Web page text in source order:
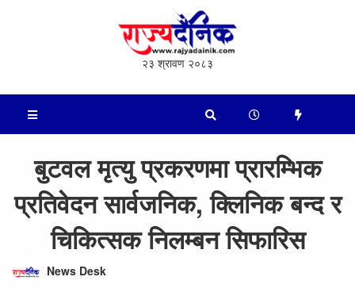
२३ श्रावण २०८३
बुटवल मृत्यु प्रकरणमा प्रारम्भिक
प्रतिवेदन सार्वजनिक, क्लिनिक बन्द र
चिकित्सक निलम्बन सिफारिस
News Desk